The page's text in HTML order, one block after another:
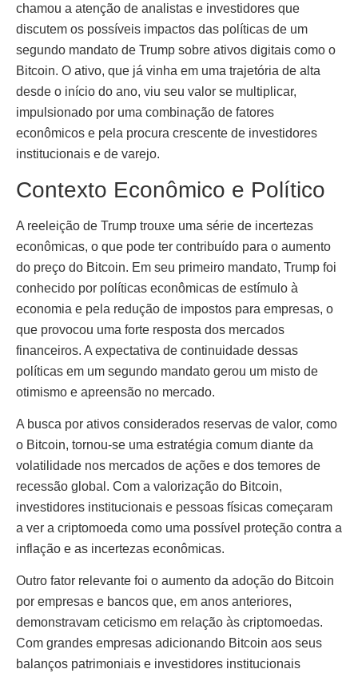
chamou a atenção de analistas e investidores que
discutem os possíveis impactos das políticas de um
segundo mandato de Trump sobre ativos digitais como o
Bitcoin. O ativo, que já vinha em uma trajetória de alta
desde o início do ano, viu seu valor se multiplicar,
impulsionado por uma combinação de fatores
econômicos e pela procura crescente de investidores
institucionais e de varejo.
Contexto Econômico e Político
A reeleição de Trump trouxe uma série de incertezas
econômicas, o que pode ter contribuído para o aumento
do preço do Bitcoin. Em seu primeiro mandato, Trump foi
conhecido por políticas econômicas de estímulo à
economia e pela redução de impostos para empresas, o
que provocou uma forte resposta dos mercados
financeiros. A expectativa de continuidade dessas
políticas em um segundo mandato gerou um misto de
otimismo e apreensão no mercado.
A busca por ativos considerados reservas de valor, como
o Bitcoin, tornou-se uma estratégia comum diante da
volatilidade nos mercados de ações e dos temores de
recessão global. Com a valorização do Bitcoin,
investidores institucionais e pessoas físicas começaram
a ver a criptomoeda como uma possível proteção contra a
inflação e as incertezas econômicas.
Outro fator relevante foi o aumento da adoção do Bitcoin
por empresas e bancos que, em anos anteriores,
demonstravam ceticismo em relação às criptomoedas.
Com grandes empresas adicionando Bitcoin aos seus
balanços patrimoniais e investidores institucionais